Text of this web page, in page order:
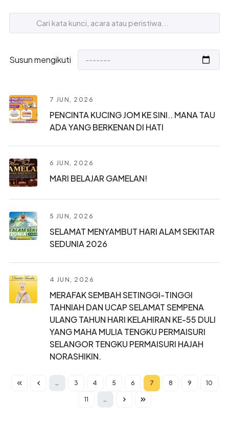
Susun mengikuti
7 JUN, 2026
PENCINTA KUCING JOM KE SINI.. MANA TAU
ADA YANG BERKENAN DI HATI
6 JUN, 2026
MARI BELAJAR GAMELAN!
5 JUN, 2026
SELAMAT MENYAMBUT HARI ALAM SEKITAR
SEDUNIA 2026
4 JUN, 2026
MERAFAK SEMBAH SETINGGI-TINGGI
TAHNIAH DAN UCAP SELAMAT SEMPENA
ULANG TAHUN HARI KELAHIRAN KE-55 DULI
YANG MAHA MULIA TENGKU PERMAISURI
SELANGOR TENGKU PERMAISURI HAJAH
NORASHIKIN.
Pagination
… Halaman
3 Halaman
4 Halaman
5 Halaman
6 Current page
7 Halaman
8 Halaman
9 10
Halaman
11 …